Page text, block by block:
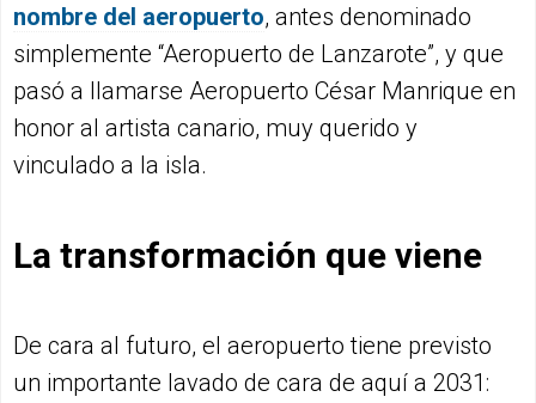
nombre del aeropuerto, antes denominado
simplemente “Aeropuerto de Lanzarote”, y que
pasó a llamarse Aeropuerto César Manrique en
honor al artista canario, muy querido y
vinculado a la isla.
La transformación que viene
De cara al futuro, el aeropuerto tiene previsto
un importante lavado de cara de aquí a 2031: